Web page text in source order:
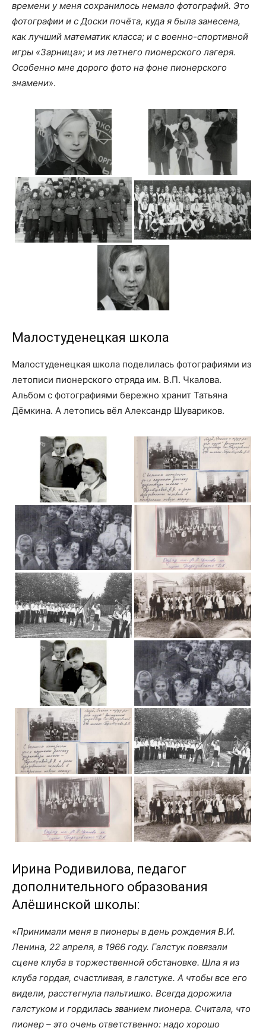
времени у меня сохранилось немало фотографий. Это
фотографии и с Доски почёта, куда я была занесена,
как лучший математик класса; и с военно-спортивной
игры «Зарница»; и из летнего пионерского лагеря.
Особенно мне дорого фото на фоне пионерского
знамени».
Малостуденецкая школа
Малостуденецкая школа поделилась фотографиями из
летописи пионерского отряда им. В.П. Чкалова.
Альбом с фотографиями бережно хранит Татьяна
Дёмкина. А летопись вёл Александр Шувариков.
Ирина Родивилова, педагог
дополнительного образования
Алёшинской школы:
«Принимали меня в пионеры в день рождения В.И.
Ленина, 22 апреля, в 1966 году. Галстук повязали
сцене клуба в торжественной обстановке. Шла я из
клуба гордая, счастливая, в галстуке. А чтобы все его
видели, расстегнула пальтишко. Всегда дорожила
галстуком и гордилась званием пионера. Считала, что
пионер – это очень ответственно: надо хорошо